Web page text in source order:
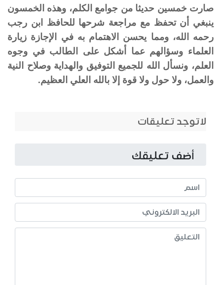
صارت خمسين حديثا من جوامع الكلم، وهذه الخمسون
ينبغي أن تحفظ مع مراجعة شرحها للحافظ ابن رجب
رحمه الله، ومما يحسن الاهتمام به في الإجازة زيارة
العلماء وسؤالهم عما أشكل على الطالب في وجوه
العلم، ونسأل الله للجميع التوفيق والهداية وصلاح النية
والعمل، ولا حول ولا قوة إلا بالله العلي العظيم.
لاتوجد تعليقات
أضف تعليقك